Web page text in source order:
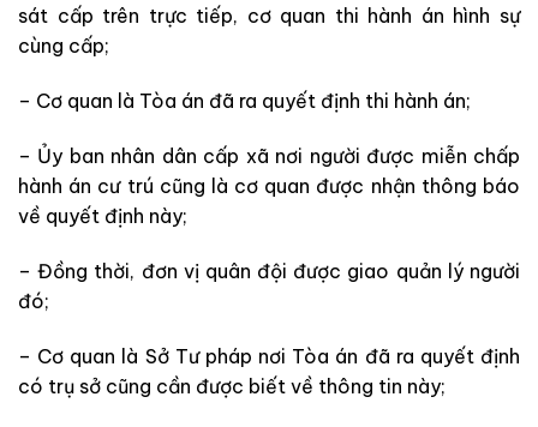
sát cấp trên trực tiếp, cơ quan thi hành án hình sự
cùng cấp;
– Cơ quan là Tòa án đã ra quyết định thi hành án;
– Ủy ban nhân dân cấp xã nơi người được miễn chấp
hành án cư trú cũng là cơ quan được nhận thông báo
về quyết định này;
– Đồng thời, đơn vị quân đội được giao quản lý người
đó;
– Cơ quan là Sở Tư pháp nơi Tòa án đã ra quyết định
có trụ sở cũng cần được biết về thông tin này;